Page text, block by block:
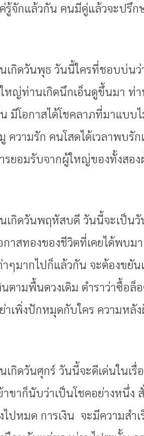
รู้จักแล้วกัน คนมีคู่แล้วจะปรึก
เกิดวันพุธ วันนี้ใครที่ชอบบ่นว่
หญ่ท่านเกิดนึกเอ็นดูขึ้นมา ท่า
มีโอกาสได้โชคลาภที่มาแบบ
ความรัก คนโสดได้เวลาพบ
รยอมรับจากผู้ใหญ่ของทั้งสอ
เกิดวันพฤหัสบดี วันนี้จะเป็น
กาสทองของชีวิตที่เคยได้พบ
าๆมากไปก็แล้วกัน จะต้องขยั
นตามพื้นดวงเดิม ตำราว่าซื้อล็
าเพิ่งปักหมุดกับใคร ความหลั
เกิดวันศุกร์ วันนี้จะดีเด่นในเ
าขาก็นับว่าเป็นโชคอย่างหนึ่
ไปหมด การเงิน จะมีความสำ